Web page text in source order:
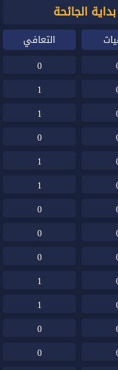
الجائحة
التعافي
0
1
1
0
1
1
0
0
0
1
1
0
0